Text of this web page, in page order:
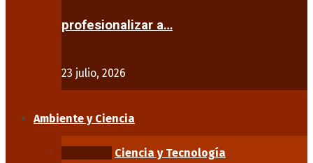
profesionalizar a…
23 julio, 2026
Ambiente y Ciencia
Ciencia y Tecnología